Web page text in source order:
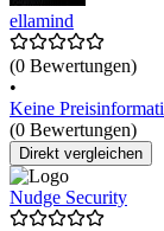
ellamind
(0 Bewertungen)
•
Keine
(0 Bewertungen)
Direkt vergleichen
Nudge Security